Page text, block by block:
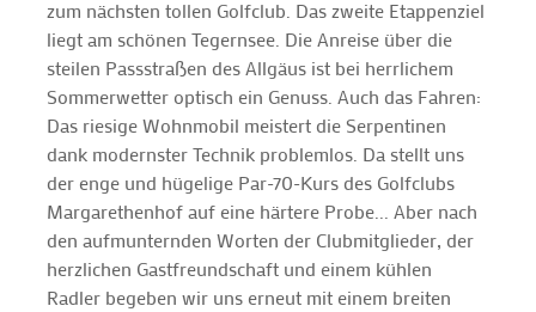
zum nächsten tollen Golfclub. Das zweite Etappenziel
liegt am schönen Tegernsee. Die Anreise über die
steilen Passstraßen des Allgäus ist bei herrlichem
Sommerwetter optisch ein Genuss. Auch das Fahren:
Das riesige Wohnmobil meistert die Serpentinen
dank modernster Technik problemlos. Da stellt uns
der enge und hügelige Par-70-Kurs des Golfclubs
Margarethenhof auf eine härtere Probe... Aber nach
den aufmunternden Worten der Clubmitglieder, der
herzlichen Gastfreundschaft und einem kühlen
Radler begeben wir uns erneut mit einem breiten